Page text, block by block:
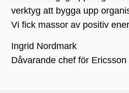
verktyg att bygga upp
Vi fick massor av positiv
Ingrid Nordmark
Dåvarande chef för